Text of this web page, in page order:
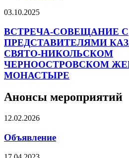
03.10.2025
ВСТРЕЧА-СОВЕЩАНИЕ С
ПРЕДСТАВИТЕЛЯМИ
СВЯТО-НИКОЛЬСКОМ
ЧЕРНООСТРОВСКОМ
МОНАСТЫРЕ
Анонсы мероприятий
12.02.2026
Объявление